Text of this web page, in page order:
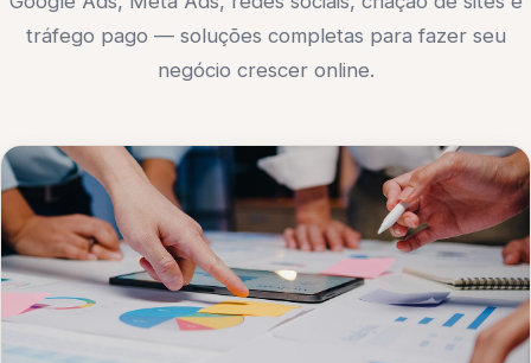
tráfego pago — soluções completas para fazer seu
negócio crescer online.